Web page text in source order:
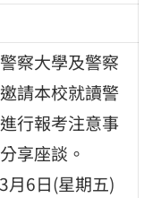
察大學及警察
請本校就讀警
行報考注意事
享座談。
月6日(星期五)